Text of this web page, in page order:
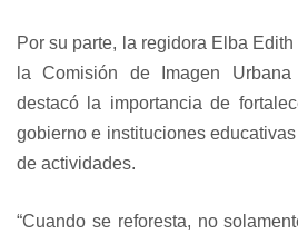
Por su parte, la regidora Elba
la Comisión de Imagen
destacó la importancia de
gobierno e instituciones
de actividades.
“Cuando se reforesta, no